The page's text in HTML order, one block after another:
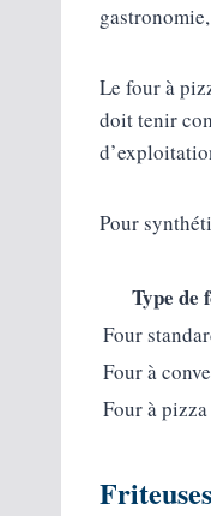
Le four à
doit tenir
Pour
Type de
Four
Four à
Four à pizza